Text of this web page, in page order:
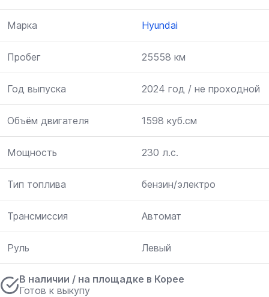
Марка Hyundai
Пробег 25558 км
Год выпуска 2024 год / не проходной
Объём двигателя 1598 куб.см
Мощность 230 л.с.
Тип топлива бензин/электро
Трансмиссия Автомат
Руль Левый
В наличии / на площадке в Корее
Готов к выкупу